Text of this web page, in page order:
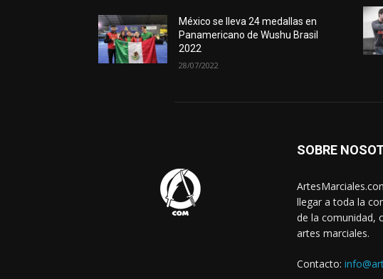
México se lleva 24 medallas en
Panamericano de Wushu Brasil
2022
28/07/2022
SOBRE
llegar a toda la
de la comunidad,
artes marciales.
Contacto: